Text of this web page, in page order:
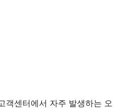
객센터에서 자주 발생하는 오